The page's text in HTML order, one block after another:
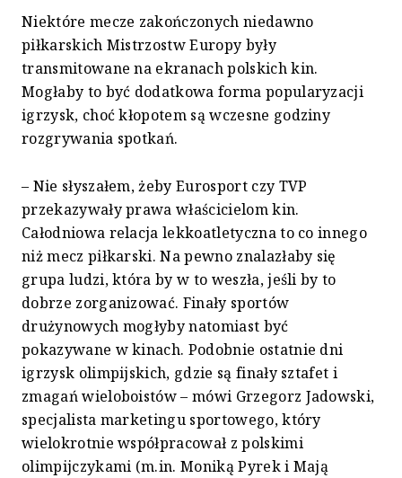
Niektóre mecze zakończonych niedawno
piłkarskich Mistrzostw Europy były
transmitowane na ekranach polskich kin.
Mogłaby to być dodatkowa forma popularyzacji
igrzysk, choć kłopotem są wczesne godziny
rozgrywania spotkań.
– Nie słyszałem, żeby Eurosport czy TVP
przekazywały prawa właścicielom kin.
Całodniowa relacja lekkoatletyczna to co innego
niż mecz piłkarski. Na pewno znalazłaby się
grupa ludzi, która by w to weszła, jeśli by to
dobrze zorganizować. Finały sportów
drużynowych mogłyby natomiast być
pokazywane w kinach. Podobnie ostatnie dni
igrzysk olimpijskich, gdzie są finały sztafet i
zmagań wieloboistów – mówi Grzegorz Jadowski,
specjalista marketingu sportowego, który
wielokrotnie współpracował z polskimi
olimpijczykami (m.in. Moniką Pyrek i Mają